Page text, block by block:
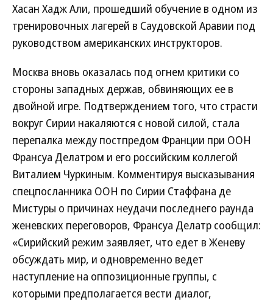
Хасан Хадж Али, прошедший обучение в одном из
тренировочных лагерей в Саудовской Аравии под
руководством американских инструкторов.
Москва вновь оказалась под огнем критики со
стороны западных держав, обвиняющих ее в
двойной игре. Подтверждением того, что страсти
вокруг Сирии накаляются с новой силой, стала
перепалка между постпредом Франции при ООН
Франсуа Делатром и его российским коллегой
Виталием Чуркиным. Комментируя высказывания
спецпосланника ООН по Сирии Стаффана де
Мистуры о причинах неудачи последнего раунда
женевских переговоров, Франсуа Делатр сообщил:
«Сирийский режим заявляет, что едет в Женеву
обсуждать мир, и одновременно ведет
наступление на оппозиционные группы, с
которыми предполагается вести диалог,